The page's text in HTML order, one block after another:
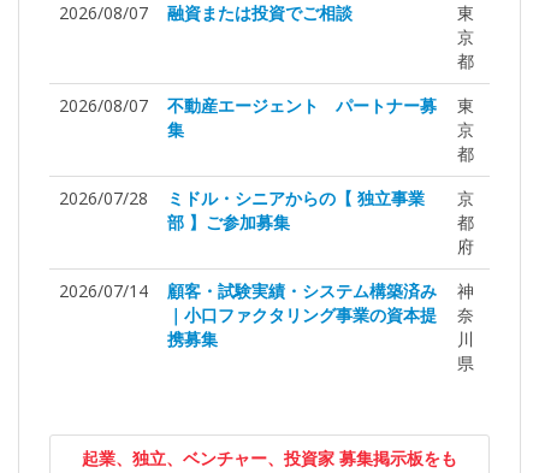
2026/08/07
融資または投資でご相談
東
京
都
2026/08/07
不動産エージェント パートナー募
集
東
京
都
2026/07/28
ミドル・シニアからの【 独立事業
部 】ご参加募集
京
都
府
2026/07/14
顧客・試験実績・システム構築済み
｜小口ファクタリング事業の資本提
携募集
神
奈
川
県
起業、独立、ベンチャー、投資家 募集掲示板をも